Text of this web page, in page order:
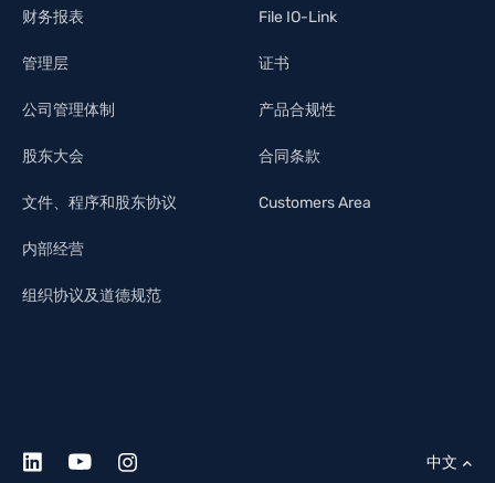
财务报表
管理层
公司管理体制
股东大会
文件、程序和股东协议
内部经营
组织协议及道德规范
File IO-Link
证书
产品合规性
合同条款
Customers Area
中文